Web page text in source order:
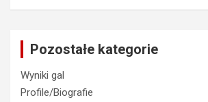
Pozostałe kategorie
Wyniki gal
Profile/Biografie